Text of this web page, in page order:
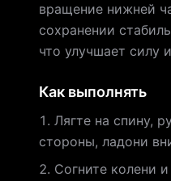
вращение нижней
сохранении
что улучшает силу
Как выполнять
Лягте на спину,
стороны, ладони
Согните колени